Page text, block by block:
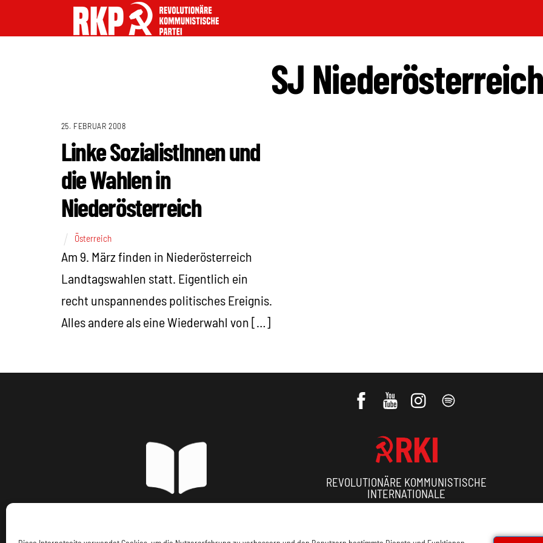
SJ
25. FEBRUAR 2008
Linke SozialistInnen und
die Wahlen in
Niederösterreich
Österreich
Am 9. März finden in Niederösterreich
Landtagswahlen statt. Eigentlich ein
recht unspannendes politisches Ereignis.
Alles andere als eine Wiederwahl von […]
REVOLUTIONÄRE KOMMUNISTISCHE
INTERNATIONALE